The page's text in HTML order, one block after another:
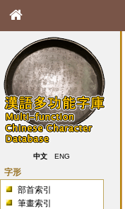
中文 ENG
字形
部首索引
筆畫索引